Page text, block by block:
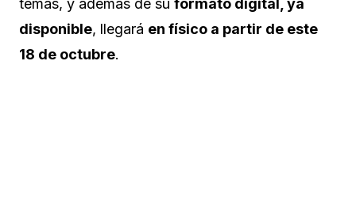
temas, y además de su formato digital, ya
disponible, llegará en físico a partir de este
18 de octubre.